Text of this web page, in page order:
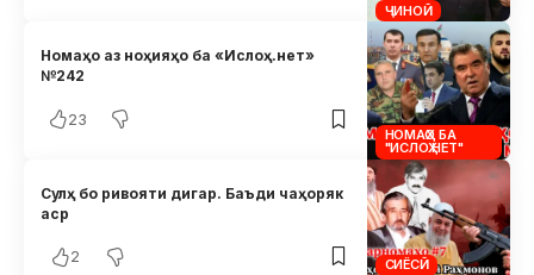
ҶИНОӢ
НОМАҲО БА
"ИСЛОҲ.НЕТ"
Номаҳо аз ноҳияҳо ба «Ислоҳ.нет»
№242
23
СИЁСӢ
Сулҳ бо ривояти дигар. Баъди чаҳоряк
аср
2